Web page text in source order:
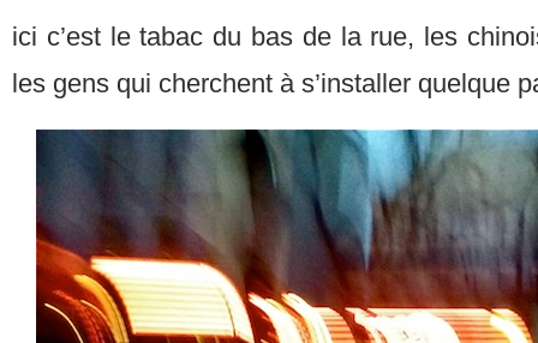
ici c’est le tabac du bas de la rue, les
les gens qui cherchent à s’installer quelque